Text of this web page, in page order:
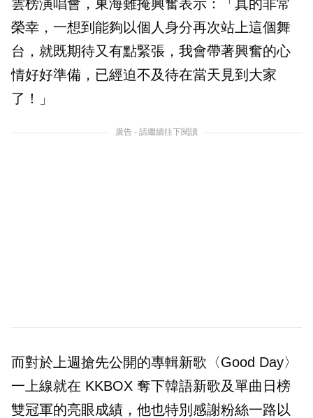
雲榜演唱會，東海難掩興奮表示：「真的非常
榮幸，一想到能夠以個人身分再次站上這個舞
台，就既期待又有點緊張，我會帶著興奮的心
情好好準備，已經迫不及待在當天見到大家
了！」
廣告 - 請繼續往下閱讀
而對於上週搶先公開的專輯新歌〈Good Day〉
一上線就在 KKBOX 奪下韓語新歌及單曲日榜
雙冠軍的亮眼成績，他也特別感謝粉絲一路以